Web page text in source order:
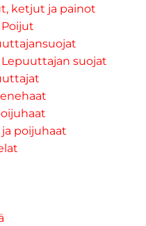
ketjut ja painot
Poijut
Lepuuttajan suojat
poijuhaat